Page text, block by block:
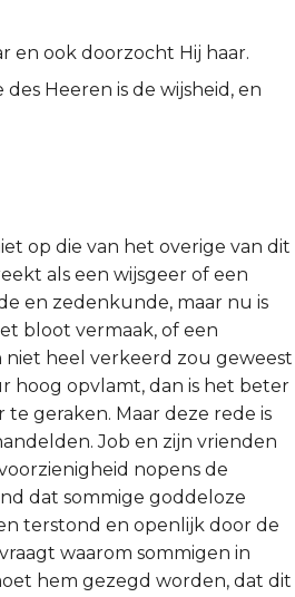
en ook doorzocht Hij haar.
Heeren is de wijsheid, en
op die van het overige van dit
als een wijsgeer of een
en zedenkunde, maar nu is
bloot vermaak, of een
niet heel verkeerd zou geweest
hoog opvlamt, dan is het beter
geraken. Maar deze rede is
Job en zijn vrienden
nopens de
dat sommige goddeloze
terstond en openlijk door de
waarom sommigen in
hem gezegd worden, dat dit